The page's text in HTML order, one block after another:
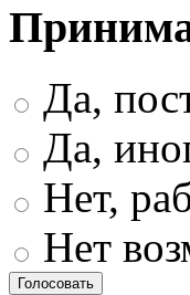
Да,
Да,
Нет,
Нет